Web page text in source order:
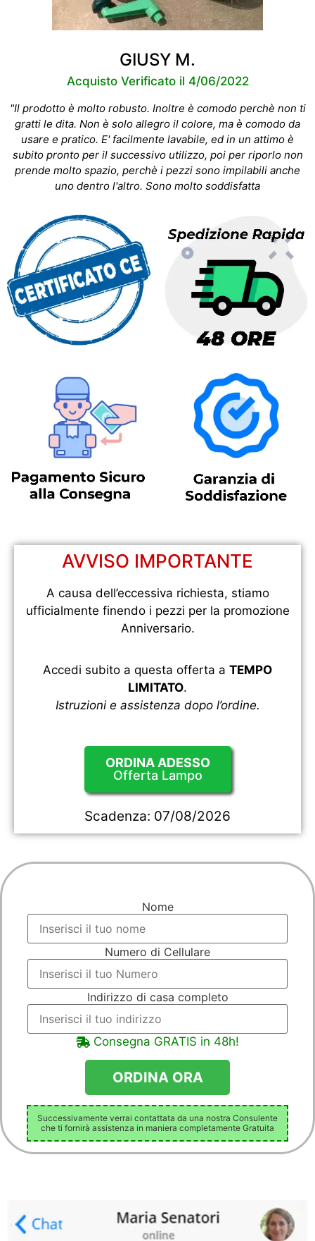
GIUSY M.
Acquisto Verificato il 4/06/2022
"Il prodotto è molto robusto. Inoltre è comodo perchè non ti
gratti le dita. Non è solo allegro il colore, ma è comodo da
usare e pratico. E' facilmente lavabile, ed in un attimo è
subito pronto per il successivo utilizzo, poi per riporlo non
prende molto spazio, perchè i pezzi sono impilabili anche
uno dentro l'altro. Sono molto soddisfatta
AVVISO IMPORTANTE
A causa dell’eccessiva richiesta, stiamo
ufficialmente finendo i pezzi per la promozione
Anniversario.
Accedi subito a questa offerta a TEMPO
LIMITATO.
Istruzioni e assistenza dopo l’ordine.
ORDINA ADESSO
Offerta Lampo
Scadenza: 07/08/2026
Nome
Numero di Cellulare
Indirizzo di casa completo
Consegna GRATIS in 48h!
Successivamente verrai contattata da una nostra Consulente
che ti fornirà assistenza in maniera completamente Gratuita